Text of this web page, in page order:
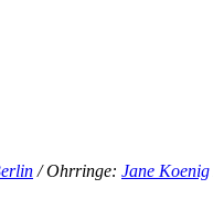
/ Ohrringe: Jane Koenig